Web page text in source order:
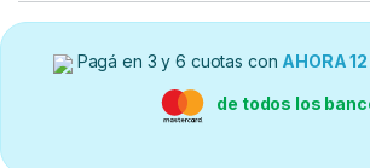
Pagá en 3 y 6 cuotas con AHORA 12
de todos los